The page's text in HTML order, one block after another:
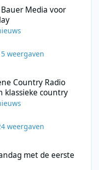
Media voor
weergaven
Country Radio
klassieke country
weergaven
met de eerste